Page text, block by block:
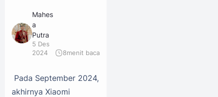
Mahes
a
Putra
5 Des
2024
8menit baca
Pada September 2024,
akhirnya Xiaomi